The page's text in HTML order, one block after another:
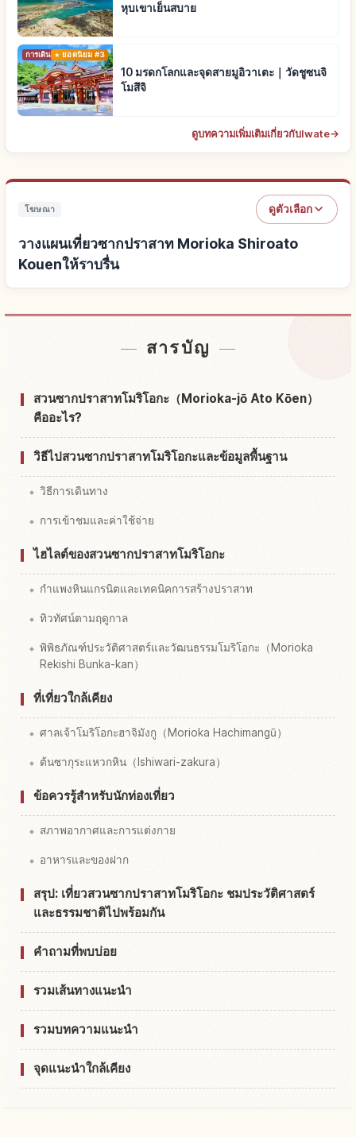
หุบเขาเย็นสบาย
การเดินทางยอดนิยม #3
10 มรดกโลกและจุดสายมูอิวาเตะ｜วัดชูซนจิ
โมสึจิ
ดูบทความเพิ่มเติมเกี่ยวกับIwate→
โฆษณา ดูตัวเลือก
วางแผนเที่ยวซากปราสาท Morioka Shiroato
Kouenให้ราบรื่น
สารบัญ
สวนซากปราสาทโมริโอกะ（Morioka-jō Ato Kōen）
คืออะไร?
วิธีไปสวนซากปราสาทโมริโอกะและข้อมูลพื้นฐาน
วิธีการเดินทาง
การเข้าชมและค่าใช้จ่าย
ไฮไลต์ของสวนซากปราสาทโมริโอกะ
กำแพงหินแกรนิตและเทคนิคการสร้างปราสาท
ทิวทัศน์ตามฤดูกาล
พิพิธภัณฑ์ประวัติศาสตร์และวัฒนธรรมโมริโอกะ（Morioka
Rekishi Bunka-kan）
ที่เที่ยวใกล้เคียง
ศาลเจ้าโมริโอกะฮาจิมังกู（Morioka Hachimangū）
ต้นซากุระแหวกหิน（Ishiwari-zakura）
ข้อควรรู้สำหรับนักท่องเที่ยว
สภาพอากาศและการแต่งกาย
อาหารและของฝาก
สรุป: เที่ยวสวนซากปราสาทโมริโอกะ ชมประวัติศาสตร์
และธรรมชาติไปพร้อมกัน
คำถามที่พบบ่อย
รวมเส้นทางแนะนำ
รวมบทความแนะนำ
จุดแนะนำใกล้เคียง